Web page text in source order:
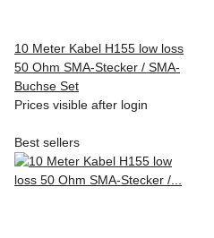
10 Meter Kabel H155 low loss
50 Ohm SMA-Stecker / SMA-
Buchse Set
Prices visible after login
Best sellers